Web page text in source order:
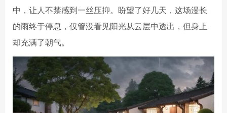
中，让人不禁感到一丝压抑。盼望了好几天，这场漫长
的雨终于停息，仅管没看见阳光从云层中透出，但身上
却充满了朝气。